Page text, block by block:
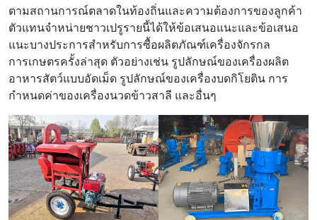
ตามสถานการณ์ตลาดในท้องถิ่นและความต้องการของลูกค้า
ตัวแทนจำหน่ายชาวเปรูรายนี้ได้ให้ข้อเสนอแนะและข้อเสนอ
แนะบางประการสำหรับการซื้อผลิตภัณฑ์เครื่องจักรกล
การเกษตรครั้งล่าสุด ตัวอย่างเช่น รูปลักษณ์ของเครื่องผลิต
อาหารสัตว์แบบอัดเม็ด รูปลักษณ์ของเครื่องบดกิโยติน การ
กำหนดค่าของเครื่องนวดข้าวสาลี และอื่นๆ